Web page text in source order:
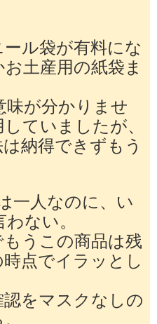
ル袋が有料にな
土産用の紙袋ま
味が分かりませ
ていましたが、
納得できずもう
一人なのに、い
ない。
うこの商品は残
点でイラッとし
をマスクなしの